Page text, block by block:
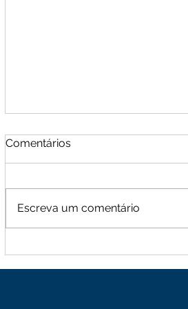
Comentários
Escreva um comentário